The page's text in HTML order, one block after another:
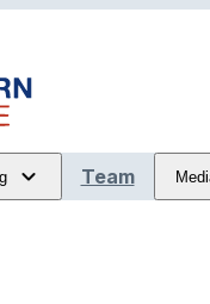
Team